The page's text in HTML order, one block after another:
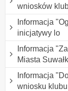
wniosków
Informacja
inicjatywy lo
Informacja
Miasta
Informacja
wniosku